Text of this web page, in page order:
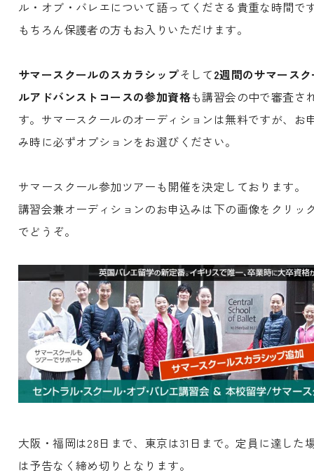
ル・オブ・バレエについて語ってくださる貴重な時間で
もちろん保護者の方もお入りいただけます。
サマースクールのスカラシップそして2週間のサマース
ルアドバンストコースの参加資格も講習会の中で審査さ
す。サマースクールのオーディションは無料ですが、お
み時に必ずオプションをお選びください。
サマースクール参加ツアーも開催を決定しております。
講習会兼オーディションのお申込みは下の画像をクリッ
でどうぞ。
大阪・福岡は28日まで、東京は31日まで。定員に達した
は予告なく締め切りとなります。